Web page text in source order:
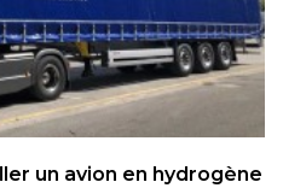
un avion en hydrogène